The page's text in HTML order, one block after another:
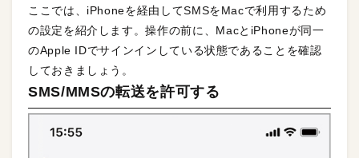
ここでは、iPhoneを経由してSMSをMacで利用するため
の設定を紹介します。操作の前に、MacとiPhoneが同一
のApple IDでサインインしている状態であることを確認
しておきましょう。
SMS/MMSの転送を許可する